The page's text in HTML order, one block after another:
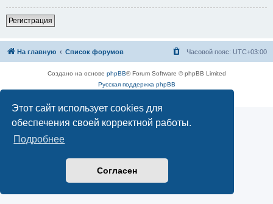
Этот сайт использует cookies для
обеспечения своей корректной работы.
Подробнее
Согласен
Регистрация
На главную Список форумов Часовой пояс: UTC+03:00
Создано на основе phpBB® Forum Software © phpBB Limited
Русская поддержка phpBB